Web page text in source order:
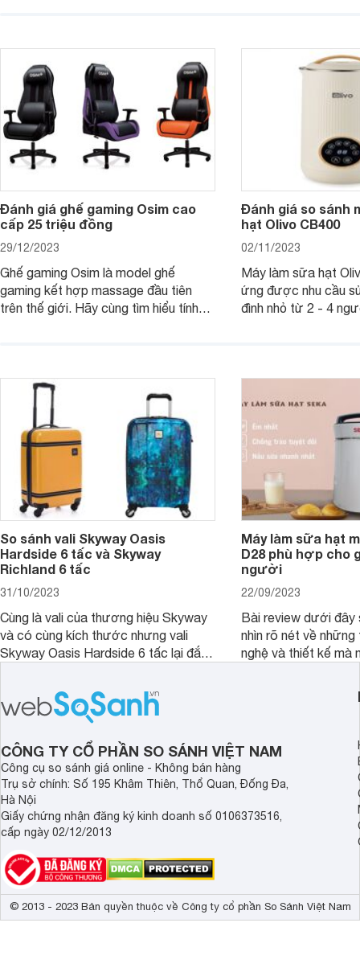
- 500k đẹp mắt nhé.
2025 mới vừa sang,
mua sắm cuối năm.
Đánh giá ghế gaming Osim cao
cấp 25 triệu đồng
29/12/2023
Ghế gaming Osim là model ghế
gaming kết hợp massage đầu tiên
trên thế giới. Hãy cùng tìm hiểu tính
Đánh giá so sánh
hạt Olivo CB400
02/11/2023
Máy làm sữa hạt
ứng được nhu cầu
đình nhỏ từ 2 - 4
So sánh vali Skyway Oasis
Hardside 6 tấc và Skyway
Richland 6 tấc
31/10/2023
Cùng là vali của thương hiệu Skyway
và có cùng kích thước nhưng vali
Skyway Oasis Hardside 6 tấc lại đắt
Máy làm sữa hạt
D28 phù hợp cho
người
22/09/2023
Bài review dưới đây
nhìn rõ nét về những
nghệ và thiết kế mà
CÔNG TY CỔ PHẦN SO SÁNH VIỆT NAM
Công cụ so sánh giá online - Không bán hàng
Trụ sở chính: Số 195 Khâm Thiên, Thổ Quan, Đống Đa,
Hà Nội
Giấy chứng nhận đăng ký kinh doanh số 0106373516,
cấp ngày 02/12/2013
© 2013 - 2023 Bản quyền thuộc về Công ty cổ phần So Sánh Việt Nam